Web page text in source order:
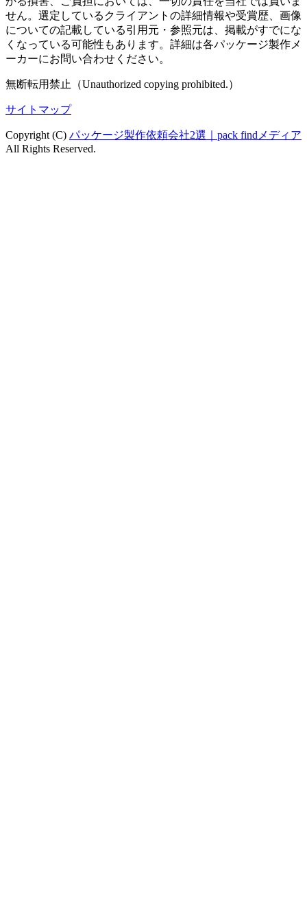
せん。選定しているクライアントの詳細情報や受賞歴、画像
についての記載している引用元・参照元は、掲載がすでにな
くなっている可能性もあります。詳細は各パッケージ製作メ
ーカーにお問い合わせください。
無断転用禁止（Unauthorized copying prohibited.）
サイトマップ
Copyright (C) パッケージ製作依頼会社2選｜pack findメディア
All Rights Reserved.